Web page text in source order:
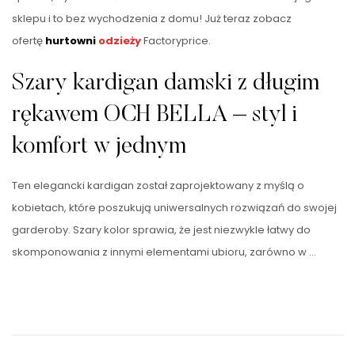
sklepu i to bez wychodzenia z domu! Już teraz zobacz
ofertę hurtowni odzieżyFactoryprice.
Szary kardigan damski z długim
rękawem OCH BELLA – styl i
komfort w jednym
Ten elegancki kardigan został zaprojektowany z myślą o
kobietach, które poszukują uniwersalnych rozwiązań do swojej
garderoby. Szary kolor sprawia, że jest niezwykle łatwy do
skomponowania z innymi elementami ubioru, zarówno w …